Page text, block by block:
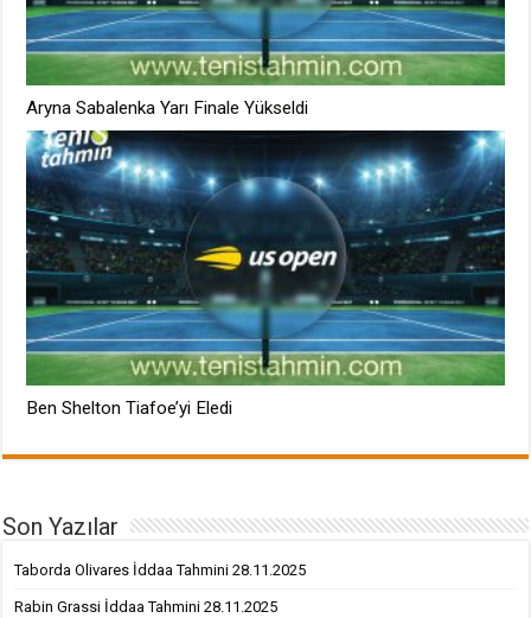
Aryna Sabalenka Yarı Finale Yükseldi
Ben Shelton Tiafoe’yi Eledi
Son Yazılar
Taborda Olivares İddaa Tahmini 28.11.2025
Rabin Grassi İddaa Tahmini 28.11.2025